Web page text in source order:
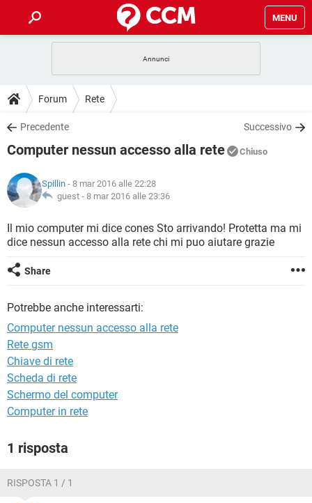
MENU
INTRATTENIMENTO
iOS
INSTAGRAM WHATSAPP
TIKTOK
HARDWARE
GUIDE
COVID-19
INSTAGRAM
TIKTOK
HARDWARE
DOWNLOAD
COVID-19 GAMING
INTRATTENIMENTO
iOS WINDOWS 10
INSTAGRAM WHATSAPP
TIKTOK FACEBOOK
HARDWARE
FORUM
COVID-19
INTRATTENIMENTO
iOS WINDOWS 10
HARDWARE
GLOSSARIO
COVID-19 GAMING
INTRATTENIMENTO ANDROID
iOS
HARDWARE
Forum Rete
Precedente Successivo
Computer nessun accesso alla rete Chiuso
Spillin - 8 mar 2016 alle 22:28
guest - 8 mar 2016 alle 23:36
Il mio computer mi dice cones Sto arrivando! Protetta ma mi
dice nessun accesso alla rete chi mi puo aiutare grazie
Share
Potrebbe anche interessarti:
Computer nessun accesso alla rete
Rete gsm
Chiave di rete
Scheda di rete
Schermo del computer
Computer in rete
1 risposta
RISPOSTA 1 / 1